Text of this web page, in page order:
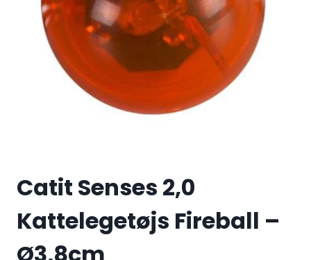
Catit Senses 2,0
Kattelegetøjs Fireball –